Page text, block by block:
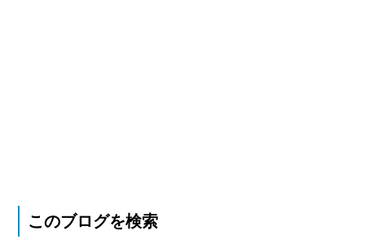
このブログを検索